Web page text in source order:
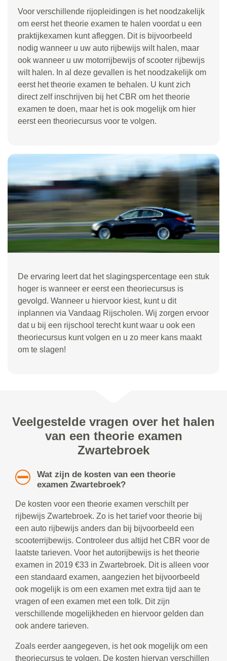
Voor verschillende rijopleidingen is het noodzakelijk
om eerst het theorie examen te halen voordat u een
praktijkexamen kunt afleggen. Dit is bijvoorbeeld
nodig wanneer u uw auto rijbewijs wilt halen, maar
ook wanneer u uw motorrijbewijs of scooter rijbewijs
wilt halen. In al deze gevallen is het noodzakelijk om
eerst het theorie examen te behalen. U kunt zich
direct zelf inschrijven bij het CBR om het theorie
examen te doen, maar het is ook mogelijk om hier
eerst een theoriecursus voor te volgen.
De ervaring leert dat het slagingspercentage een stuk
hoger is wanneer er eerst een theoriecursus is
gevolgd. Wanneer u hiervoor kiest, kunt u dit
inplannen via Vandaag Rijscholen. Wij zorgen ervoor
dat u bij een rijschool terecht kunt waar u ook een
theoriecursus kunt volgen en u zo meer kans maakt
om te slagen!
Veelgestelde vragen over het halen
van een theorie examen
Zwartebroek
Wat zijn de kosten van een theorie
examen Zwartebroek?
De kosten voor een theorie examen verschilt per
rijbewijs Zwartebroek. Zo is het tarief voor theorie bij
een auto rijbewijs anders dan bij bijvoorbeeld een
scooterrijbewijs. Controleer dus altijd het CBR voor de
laatste tarieven. Voor het autorijbewijs is het theorie
examen in 2019 €33 in Zwartebroek. Dit is alleen voor
een standaard examen, aangezien het bijvoorbeeld
ook mogelijk is om een examen met extra tijd aan te
vragen of een examen met een tolk. Dit zijn
verschillende mogelijkheden en hiervoor gelden dan
ook andere tarieven.
Zoals eerder aangegeven, is het ook mogelijk om een
theoriecursus te volgen. De kosten hiervan verschillen